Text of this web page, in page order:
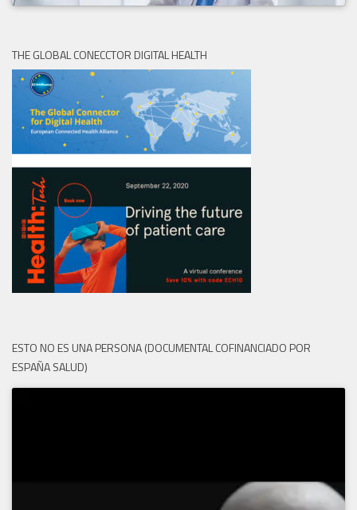
THE GLOBAL CONECCTOR DIGITAL HEALTH
ESTO NO ES UNA PERSONA (DOCUMENTAL COFINANCIADO POR
ESPAÑA SALUD)